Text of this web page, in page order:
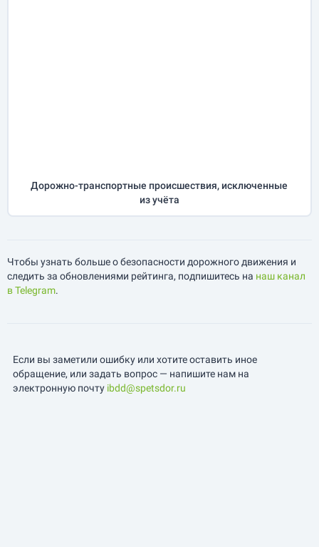
Дорожно-транспортные происшествия, исключенные
из учёта
Чтобы узнать больше о безопасности дорожного движения и
следить за обновлениями рейтинга, подпишитесь на наш канал
в Telegram.
Если вы заметили ошибку или хотите оставить иное
обращение, или задать вопрос — напишите нам на
электронную почту ibdd@spetsdor.ru